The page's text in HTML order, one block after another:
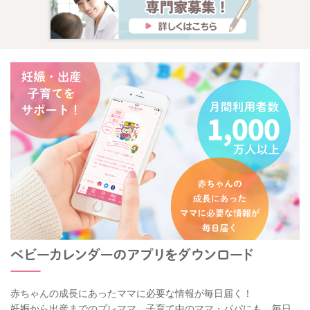
赤ちゃんの成長にあったママに必要な情報が毎日届く！